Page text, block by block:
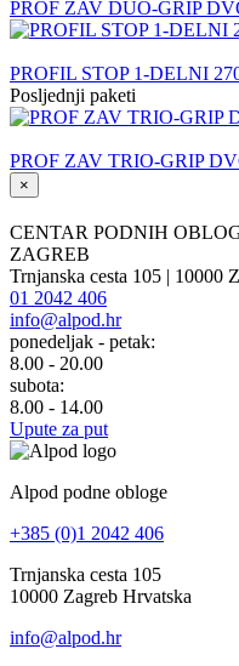
PROF ZAV DUO-GRIP
PROFIL STOP 1-DELNI
Posljednji paketi
PROF ZAV TRIO-GRIP
×
CENTAR PODNIH
ZAGREB
Trnjanska cesta 105 | 10000
01 2042 406
info@alpod.hr
ponedeljak - petak:
8.00 - 20.00
subota:
8.00 - 14.00
Upute za put
Alpod podne obloge
+385 (0)1 2042 406
Trnjanska cesta 105
10000 Zagreb Hrvatska
info@alpod.hr